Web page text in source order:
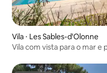
Vila ⋅ Les Sables-d'Olonne
Vila com vista para o mar e